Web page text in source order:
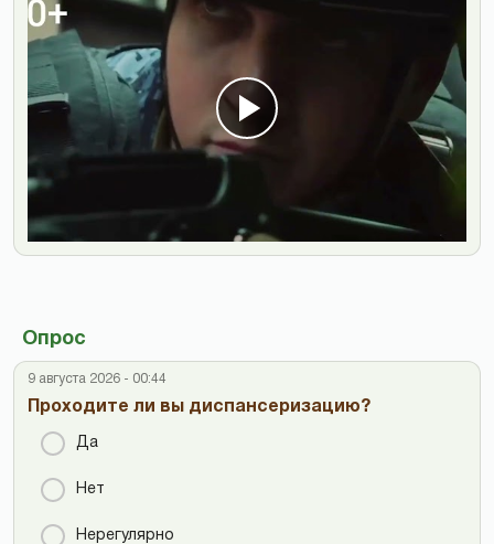
Опрос
9 августа 2026 - 00:44
Проходите ли вы диспансеризацию?
Да
Нет
Нерегулярно